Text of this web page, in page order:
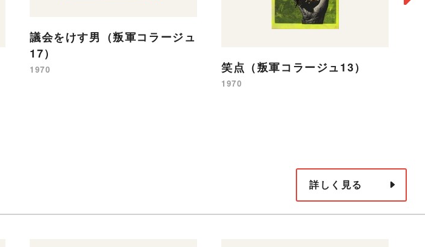
議会をけす男（叛軍コラージュ
17）
1970 笑点（叛軍コラージュ13）
1970
詳しく見る